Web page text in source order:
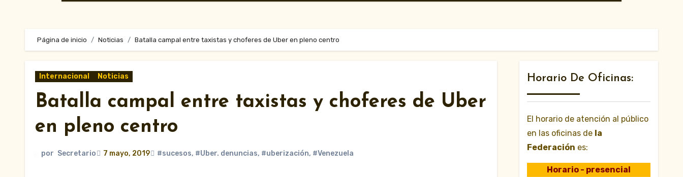
Página de inicio Noticias Batalla campal entre taxistas y choferes de Uber en pleno centro
Internacional Noticias
Batalla campal entre taxistas y choferes de Uber
en pleno centro
por Secretario 7 mayo, 2019 #sucesos, #Uber. denuncias, #uberización, #Venezuela
Horario De Oficinas:
El horario de atención al público
en las oficinas de la
Federación es:
Horario - presencial